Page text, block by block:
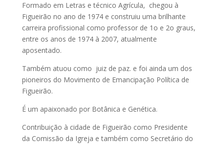
Formado em Letras e técnico Agrícula, chegou à
Figueirão no ano de 1974 e construiu uma brilhante
carreira profissional como professor de 1o e 2o graus,
entre os anos de 1974 à 2007, atualmente
aposentado.
Também atuou como juiz de paz. e foi ainda um dos
pioneiros do Movimento de Emancipação Política de
Figueirão.
É um apaixonado por Botânica e Genética.
Contribuição à cidade de Figueirão como Presidente
da Comissão da Igreja e também como Secretário do